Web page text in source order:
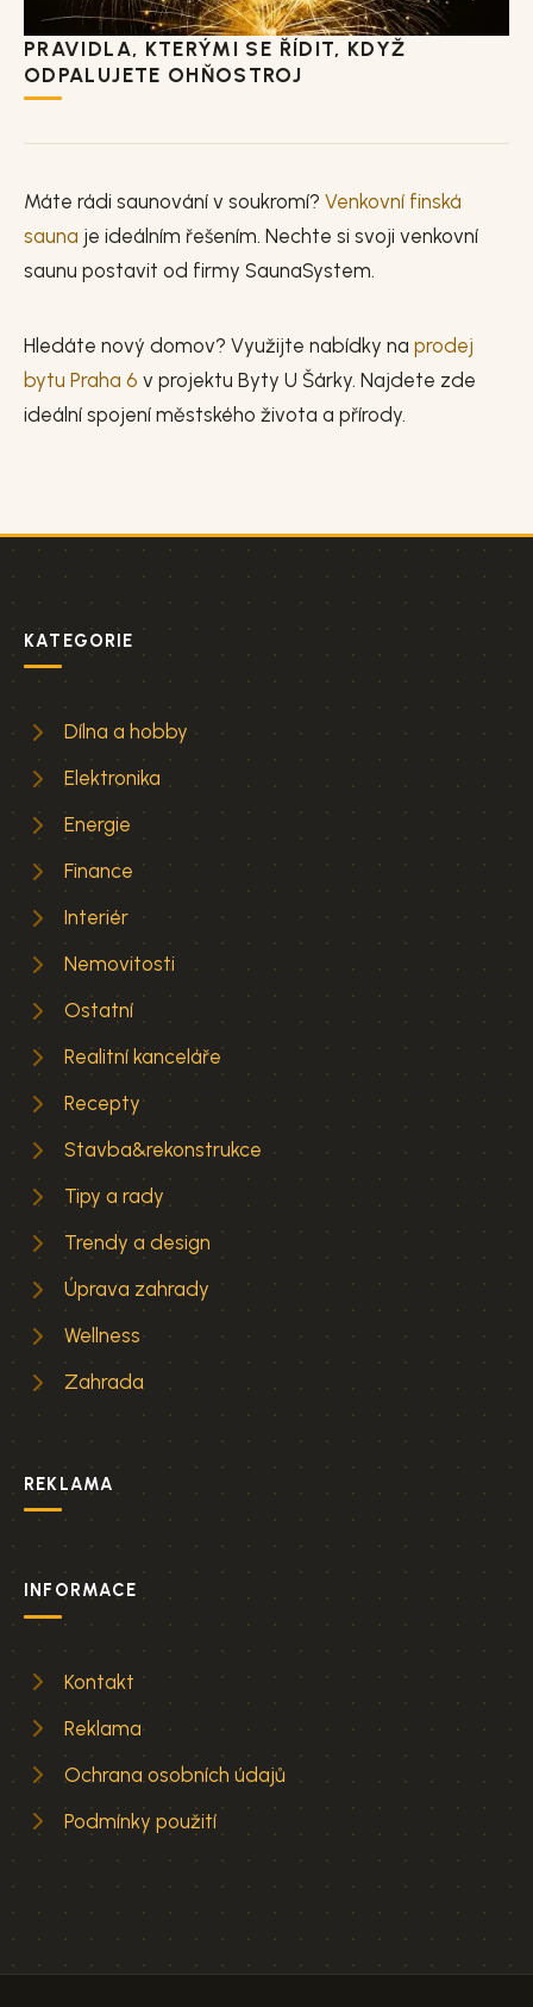
PRAVIDLA, KTERÝMI SE ŘÍDIT, KDYŽ
ODPALUJETE OHŇOSTROJ
Máte rádi saunování v soukromí? Venkovní finská
sauna je ideálním řešením. Nechte si svoji venkovní
saunu postavit od firmy SaunaSystem.
Hledáte nový domov? Využijte nabídky na prodej
bytu Praha 6 v projektu Byty U Šárky. Najdete zde
ideální spojení městského života a přírody.
KATEGORIE
Dílna a hobby
Elektronika
Energie
Finance
Interiér
Nemovitosti
Ostatní
Realitní kanceláře
Recepty
Stavba&rekonstrukce
Tipy a rady
Trendy a design
Úprava zahrady
Wellness
Zahrada
REKLAMA
INFORMACE
Kontakt
Reklama
Ochrana osobních údajů
Podmínky použití